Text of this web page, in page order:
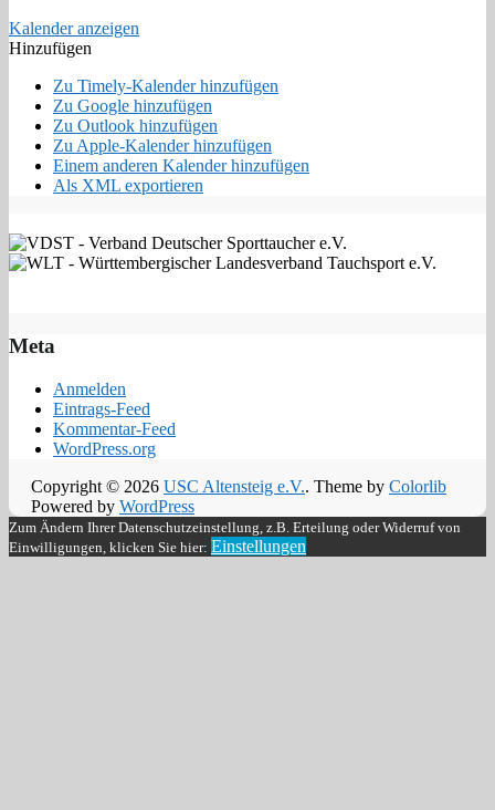
Kalender anzeigen
Hinzufügen
Zu Timely-Kalender hinzufügen
Zu Google hinzufügen
Zu Outlook hinzufügen
Zu Apple-Kalender hinzufügen
Einem anderen Kalender hinzufügen
Als XML exportieren
Meta
Anmelden
Eintrags-Feed
Kommentar-Feed
WordPress.org
Copyright © 2026 USC Altensteig e.V.. Theme by Colorlib
Powered by WordPress
Zum Ändern Ihrer Datenschutzeinstellung, z.B. Erteilung oder Widerruf von
Einwilligungen, klicken Sie hier: Einstellungen